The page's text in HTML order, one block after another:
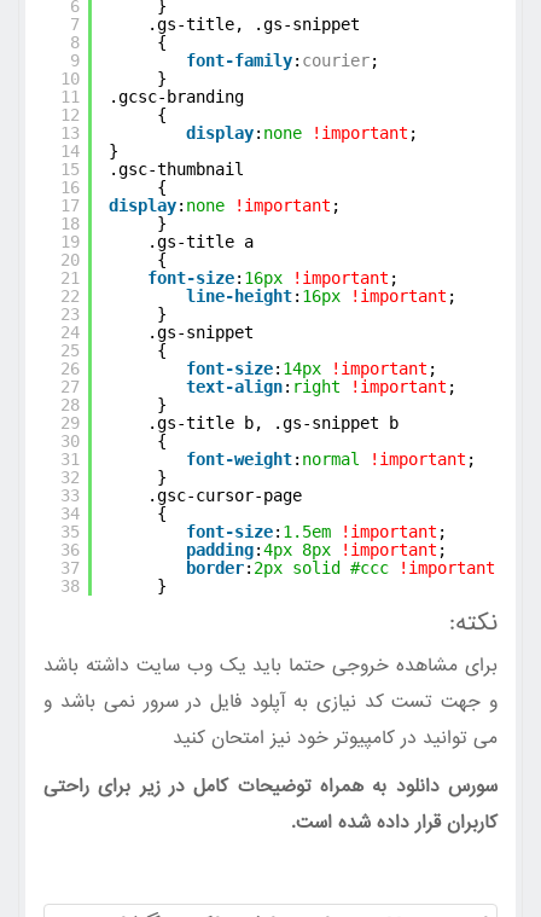
6
7
8
9
10
11
12
13
14
15
16
17
18
19
20
21
22
23
24
25
26
27
28
29
30
31
32
33
34
35
36
37
38
}
.gs-title, .gs-snippet
{
font-family: courier;
}
.gcsc-branding
{
display: none !important ;
}
.gsc-thumbnail
{
display: none !important ;
}
.gs-title a
{
font-size: 16px !important ;
line-height: 16px !important ;
}
.gs-snippet
{
font-size: 14px !important ;
text-align: right !important ;
}
.gs-title b, .gs-snippet b
{
font-weight: normal !important ;
}
.gsc-cursor-page
{
font-size: 1.5em !important ;
padding:4px 8px !important ;
border: 2px solid #ccc !important
}
نکته:
برای مشاهده خروجی حتما باید یک وب سایت داشته باشد
و جهت تست کد نیازی به آپلود فایل در سرور نمی باشد و
می توانید در کامپیوتر خود نیز امتحان کنید
سورس دانلود به همراه توضیحات کامل در زیر برای راحتی
کاربران قرار داده شده است.